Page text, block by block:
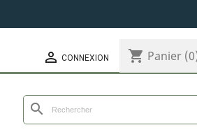
 CONNEXION shopping_cart Panier
search